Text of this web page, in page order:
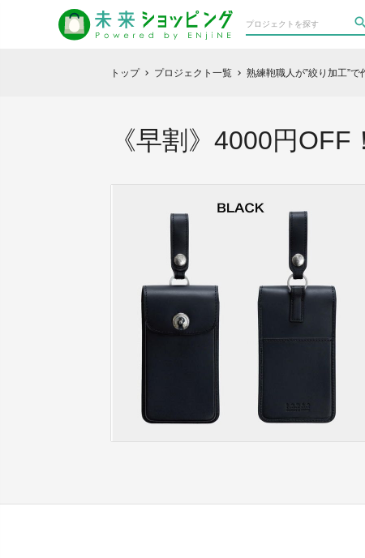
トップ chevron_right プロジェクト一覧 chevron_right 熟練鞄職人が”絞り加工”
《早割》4000円